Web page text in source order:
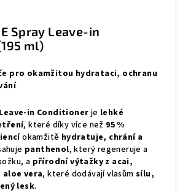
Spray Leave-in
ml)
pro okamžitou hydrataci, ochranu
Leave-in Conditionerje lehké
, které díky více než 95 %
okamžitě hydratuje, chrání a
panthenol, který regeneruje a
a přírodní výtažky z acai,
aloe vera, které dodávají vlasůmsílu,
lesk.